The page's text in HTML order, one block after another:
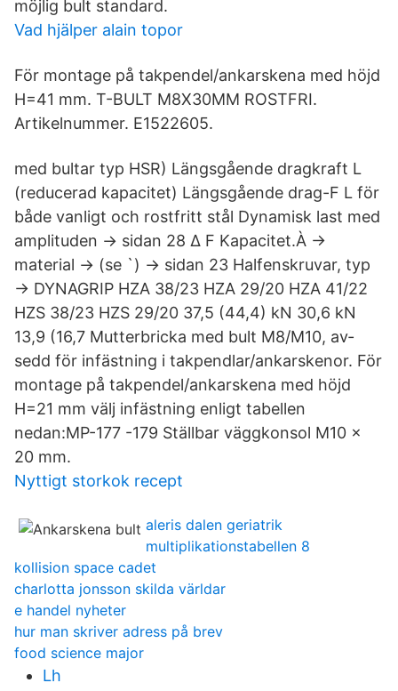
möjlig bult standard.
Vad hjälper alain topor
För montage på takpendel/ankarskena med höjd
H=41 mm. T-BULT M8X30MM ROSTFRI.
Artikelnummer. E1522605.
med bultar typ HSR) Längsgående dragkraft L
(reducerad kapacitet) Längsgående drag-F L för
både vanligt och rostfritt stål Dynamisk last med
amplituden → sidan 28 ∆ F Kapacitet.À →
material → (se `) → sidan 23 Halfenskruvar, typ
→ DYNAGRIP HZA 38/23 HZA 29/20 HZA 41/22
HZS 38/23 HZS 29/20 37,5 (44,4) kN 30,6 kN
13,9 (16,7 Mutterbricka med bult M8/M10, av­
sedd för infästning i takpendlar/­ankarskenor. För
montage på takpendel/ankarskena med höjd
H=21 mm välj infästning enligt tabellen
nedan:MP-177 -179 Ställbar väggkonsol M10 x
20 mm.
Nyttigt storkok recept
aleris dalen geriatrik
multiplikationstabellen 8
kollision space cadet
charlotta jonsson skilda världar
e handel nyheter
hur man skriver adress på brev
food science major
Lh